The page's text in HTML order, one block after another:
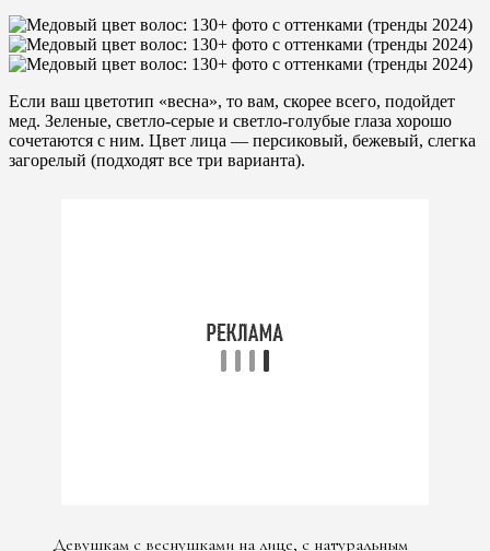
Если ваш цветотип «весна», то вам, скорее всего, подойдет
мед. Зеленые, светло-серые и светло-голубые глаза хорошо
сочетаются с ним. Цвет лица — персиковый, бежевый, слегка
загорелый (подходят все три варианта).
Девушкам с веснушками на лице, с натуральным